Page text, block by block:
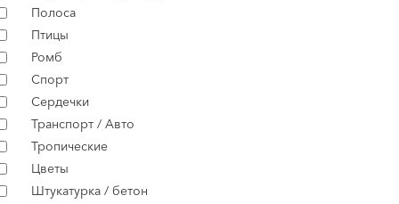
Полоса
Птицы
Ромб
Спорт
Сердечки
Транспорт / Авто
Тропические
Цветы
Штукатурка / бетон